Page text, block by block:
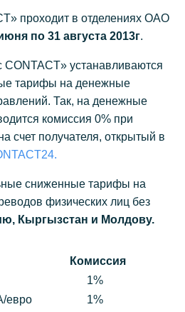
проходит в отделениях ОАО
по 31 августа 2013г.
CONTACT» устанавливаются
тарифы на денежные
Так, на денежные
комиссия 0% при
счет получателя, открытый в
сниженные тарифы на
физических лиц без
Кыргызстан и Молдову.
Комиссия
1%
евро
1%